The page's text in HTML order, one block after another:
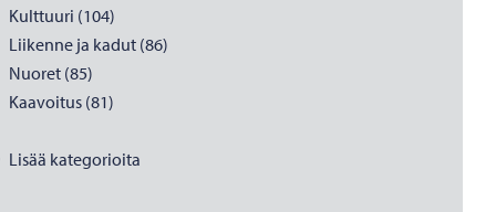
Kulttuuri (104)
Liikenne ja kadut (86)
Nuoret (85)
Kaavoitus (81)
Lisää kategorioita